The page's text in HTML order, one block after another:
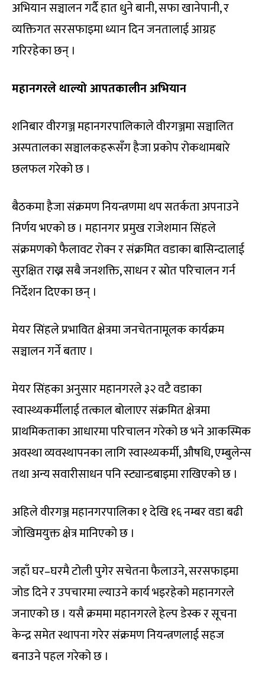
अभियान सञ्चालन गर्दै हात धुने बानी, सफा खानेपानी, र
व्यक्तिगत सरसफाइमा ध्यान दिन जनतालाई आग्रह
गरिरहेका छन् ।
महानगरले थाल्यो आपतकालीन अभियान
शनिबार वीरगञ्ज महानगरपालिकाले वीरगञ्जमा सञ्चालित
अस्पतालका सञ्चालकहरूसँग हैजा प्रकोप रोकथामबारे
छलफल गरेको छ ।
बैठकमा हैजा संक्रमण नियन्त्रणमा थप सतर्कता अपनाउने
निर्णय भएको छ । महानगर प्रमुख राजेशमान सिंहले
संक्रमणको फैलावट रोक्न र संक्रमित वडाका बासिन्दालाई
सुरक्षित राख्न सबै जनशक्ति, साधन र स्रोत परिचालन गर्न
निर्देशन दिएका छन् ।
मेयर सिंहले प्रभावित क्षेत्रमा जनचेतनामूलक कार्यक्रम
सञ्चालन गर्ने बताए ।
मेयर सिंहका अनुसार महानगरले ३२ वटै वडाका
स्वास्थ्यकर्मीलाई तत्काल बोलाएर संक्रमित क्षेत्रमा
प्राथमिकताका आधारमा परिचालन गरेको छ भने आकस्मिक
अवस्था व्यवस्थापनका लागि स्वास्थ्यकर्मी, औषधि, एम्बुलेन्स
तथा अन्य सवारीसाधन पनि स्ट्यान्डबाइमा राखिएको छ ।
अहिले वीरगञ्ज महानगरपालिका १ देखि १६ नम्बर वडा बढी
जोखिमयुक्त क्षेत्र मानिएको छ ।
जहाँ घर–घरमै टोली पुगेर सचेतना फैलाउने, सरसफाइमा
जोड दिने र उपचारमा ल्याउने कार्य भइरहेको महानगरले
जनाएको छ । यसै क्रममा महानगरले हेल्प डेस्क र सूचना
केन्द्र समेत स्थापना गरेर संक्रमण नियन्त्रणलाई सहज
बनाउने पहल गरेको छ ।